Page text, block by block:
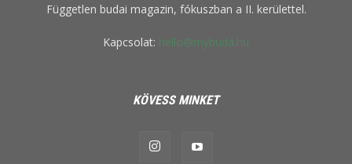
Független budai magazin, fókuszban a II. kerülettel.
Kapcsolat: hello@mybuda.hu
KÖVESS MINKET